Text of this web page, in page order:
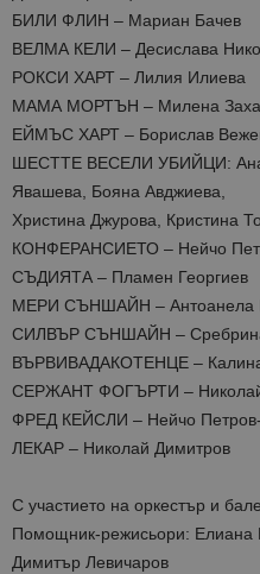
БИЛИ ФЛИН – Мариан Бачев
ВЕЛМА КЕЛИ – Десислава
РОКСИ ХАРТ – Лилия Илиева
МАМА МОРТЪН – Милена
ЕЙМЪС ХАРТ – Борислав
ШЕСТТЕ ВЕСЕЛИ УБИЙЦИ:
Явашева, Бояна Авджиева,
Христина Джурова, Кристина
КОНФЕРАНСИЕТО – Нейчо
СЪДИЯТА – Пламен Георгиев
МЕРИ СЪНШАЙН – Антоанела
СИЛВЪР СЪНШАЙН –
ВЪРВИВАДАКОТЕНЦЕ –
СЕРЖАНТ ФОГЪРТИ –
ФРЕД КЕЙСЛИ – Нейчо
ЛЕКАР – Николай Димитров
С участието на оркестър и
Помощник-режисьори: Елиана
Димитър Левичаров